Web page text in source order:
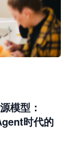
模型：
时代的